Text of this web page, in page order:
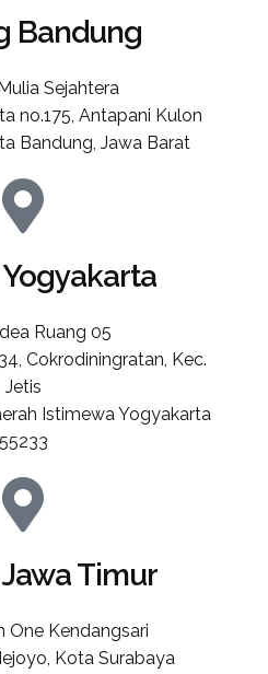
Bandung
Sejahtera
no.175, Antapani Kulon
Bandung, Jawa Barat
Ruang 05
Cokrodiningratan, Kec.
Jetis
Istimewa Yogyakarta
55233
Timur
One Kendangsari
Kota Surabaya